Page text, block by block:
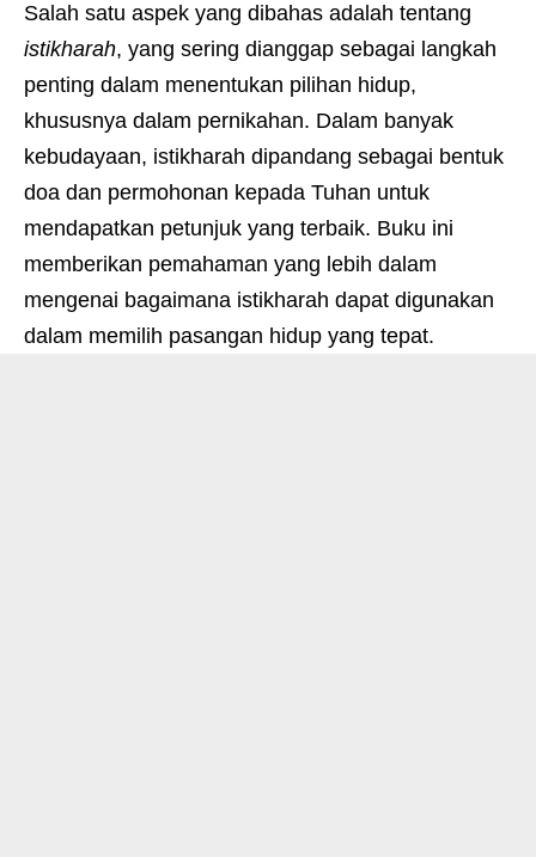
Salah satu aspek yang dibahas adalah tentang
istikharah, yang sering dianggap sebagai langkah
penting dalam menentukan pilihan hidup,
khususnya dalam pernikahan. Dalam banyak
kebudayaan, istikharah dipandang sebagai bentuk
doa dan permohonan kepada Tuhan untuk
mendapatkan petunjuk yang terbaik. Buku ini
memberikan pemahaman yang lebih dalam
mengenai bagaimana istikharah dapat digunakan
dalam memilih pasangan hidup yang tepat.